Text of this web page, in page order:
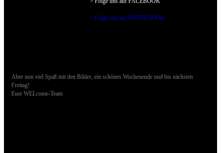
> Folge uns auf INSTAGRAM
Aber nun viel Spaß mit den Bilder, ein schönes Wochenende und bis nächsten
Freitag!
Euer WELcome-Team